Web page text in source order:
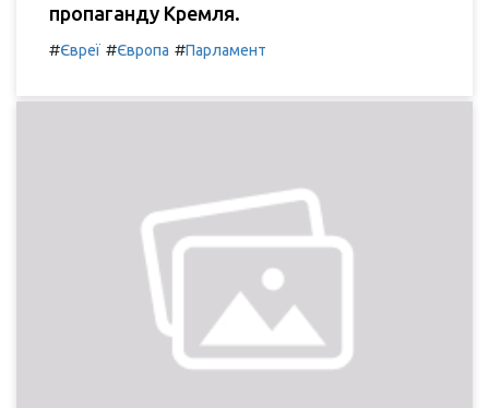
пропаганду Кремля.
#Євреї #Європа #Парламент